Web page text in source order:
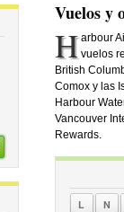
Vuelos y
H arbour
vuelos
British
Comox y las
Harbour
Vancouver
Rewards.
L N